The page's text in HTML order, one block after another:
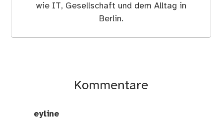
wie IT, Gesellschaft und dem Alltag in
Berlin.
Kommentare
eyline